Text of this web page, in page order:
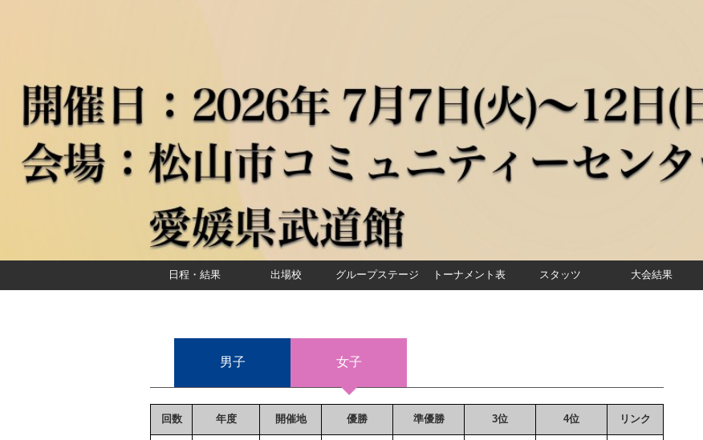
日程・結果 出場校 グループステージ トーナメント表 スタッツ 大会結果
男子 女子
回数 年度 開催地 優勝 準優勝 3位 4位 リンク